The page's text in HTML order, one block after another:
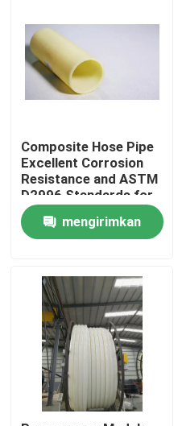
Rumah
Produk
Tampilan VR
Tentang kita
Composite Hose Pipe
Excellent Corrosion
Resistance and ASTM
D2996 Standards for
Industrial Applications
mengirimkan